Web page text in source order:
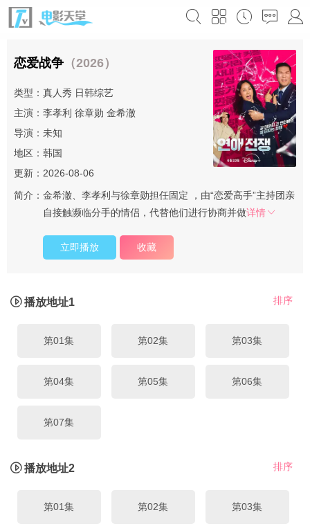
恋爱战争 （2026）
类型： 真人秀 日韩综艺
主演： 李孝利 徐章勋 金希澈
导演：未知
地区： 韩国
更新：2026-08-06
简介： 金希澈、李孝利与徐章勋担任固定 ，由“恋爱高手”主持团亲
自接触濒临分手的情侣，代替他们进行协商并做详情
立即播放 收藏
排序
播放地址1
第01集 第02集 第03集
第04集 第05集 第06集
第07集
排序
播放地址2
第01集 第02集 第03集